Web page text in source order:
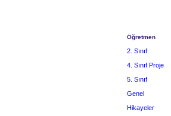
Öğretmen
2. Sınıf
4. Sınıf Proje
5. Sınıf
Genel
Hikayeler